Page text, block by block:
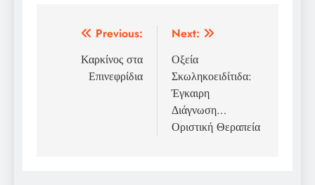
Πλοήγηση
άρθρων
Previous:
Καρκίνος στα
Επινεφρίδια
Next:
Οξεία
Σκωληκοειδίτιδα:
Έγκαιρη
Διάγνωση…
Οριστική Θεραπεία